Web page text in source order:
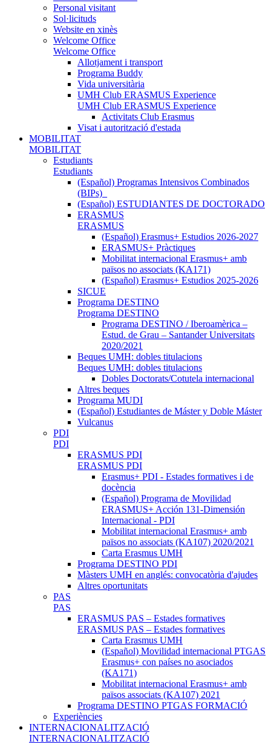
Personal visitant
Sol·licituds
Website en xinès
Welcome Office
Welcome Office
Allotjament i transport
Programa Buddy
Vida universitària
UMH Club ERASMUS Experience
UMH Club ERASMUS Experience
Activitats Club Erasmus
Visat i autorització d'estada
MOBILITAT
MOBILITAT
Estudiants
Estudiants
(Español) Programas Intensivos Combinados
(BIPs)_
(Español) ESTUDIANTES DE DOCTORADO
ERASMUS
ERASMUS
(Español) Erasmus+ Estudios 2026-2027
ERASMUS+ Pràctiques
Mobilitat internacional Erasmus+ amb
països no associats (KA171)
(Español) Erasmus+ Estudios 2025-2026
SICUE
Programa DESTINO
Programa DESTINO
Programa DESTINO / Iberoamèrica –
Estud. de Grau – Santander Universitats
2020/2021
Beques UMH: dobles titulacions
Beques UMH: dobles titulacions
Dobles Doctorats/Cotutela internacional
Altres beques
Programa MUDI
(Español) Estudiantes de Máster y Doble Máster
Vulcanus
PDI
PDI
ERASMUS PDI
ERASMUS PDI
Erasmus+ PDI - Estades formatives i de
docència
(Español) Programa de Movilidad
ERASMUS+ Acción 131-Dimensión
Internacional - PDI
Mobilitat internacional Erasmus+ amb
països no associats (KA107) 2020/2021
Carta Erasmus UMH
Programa DESTINO PDI
Màsters UMH en anglés: convocatòria d'ajudes
Altres oportunitats
PAS
PAS
ERASMUS PAS – Estades formatives
ERASMUS PAS – Estades formatives
Carta Erasmus UMH
(Español) Movilidad internacional PTGAS
Erasmus+ con países no asociados
(KA171)
Mobilitat internacional Erasmus+ amb
països associats (KA107) 2021
Programa DESTINO PTGAS FORMACIÓ
Experiències
INTERNACIONALITZACIÓ
INTERNACIONALITZACIÓ